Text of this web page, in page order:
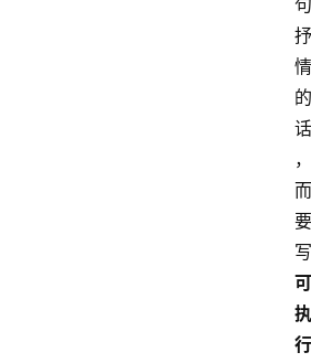
句
抒
情
的
话
，
而
要
写
可
执
行